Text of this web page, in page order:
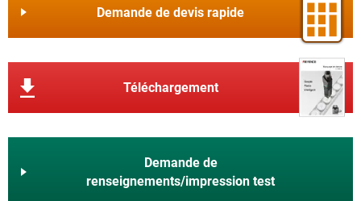
Demande de devis rapide
Téléchargement
Demande de
renseignements/impression test